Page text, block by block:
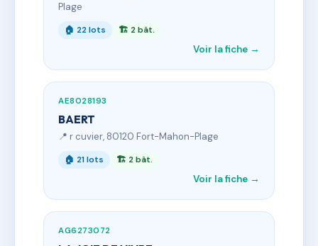
Plage
🏠 22 lots 🏗 2 bât.
Voir la fiche →
AE8028193
BAERT
📍 r cuvier, 80120 Fort-Mahon-Plage
🏠 21 lots 🏗 2 bât.
Voir la fiche →
AG6273072